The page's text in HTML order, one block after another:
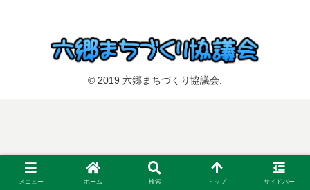
© 2019 六郷まちづくり協議会.
メニュー ホーム 検索 トップ サイドバー